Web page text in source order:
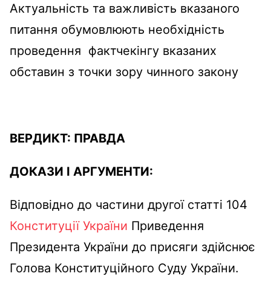
Актуальність та важливість вказаного
питання обумовлюють необхідність
проведення фактчекінгу вказаних
обставин з точки зору чинного закону
ВЕРДИКТ: ПРАВДА
ДОКАЗИ І АРГУМЕНТИ:
Відповідно до частини другої статті 104
Конституції України Приведення
Президента України до присяги здійснює
Голова Конституційного Суду України.